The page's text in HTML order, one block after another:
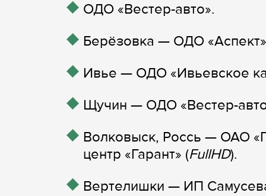
ОДО «Вестер-авто».
Берёзовка — ОДО
Ивье — ОДО «Ивьевское
Щучин — ОДО «Вестер-
Волковыск, Россь — ОАО
центр «Гарант» (FullHD).
Вертелишки — ИП